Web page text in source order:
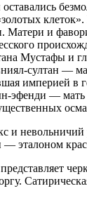
Матери и
Мустафы и
султан —
империей в
эфенди — мать